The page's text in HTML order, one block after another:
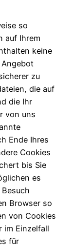
so
auf Ihrem
keine
zu
die auf
die Ihr
von uns
Ende Ihres
Cookies
bis Sie
es
Browser so
von Cookies
im Einzelfall
für